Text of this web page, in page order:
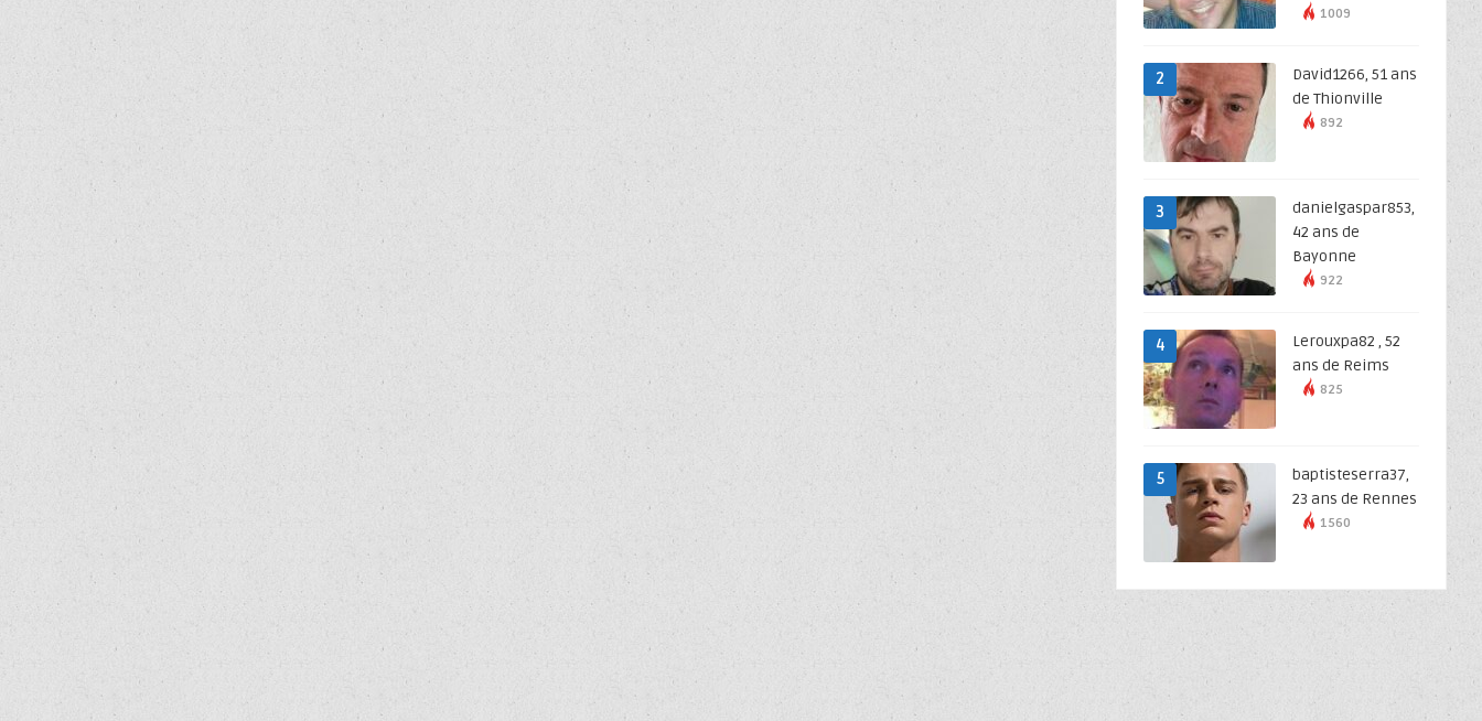
1009
2
David1266, 51 ans
de Thionville
892
3
danielgaspar853,
42 ans de
Bayonne
922
4
Lerouxpa82 , 52
ans de Reims
825
5
baptisteserra37,
23 ans de Rennes
1560